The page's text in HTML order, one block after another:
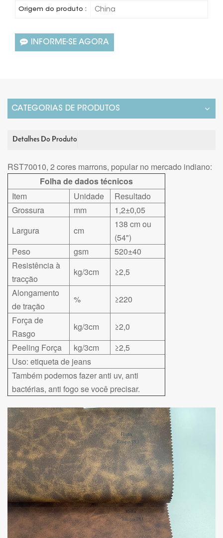
Origem do produto : China
INFORME-SE AGORA
CATEGORIAS DE PRODUTOS
Detalhes Do Produto
RST70010, 2 cores marrons, popular no mercado indiano:
Folha de dados técnicos
Item
Unidade
Resultado
Grossura
mm
1,2±0,05
Largura
cm
138 cm ou
(54")
Peso
gsm
520±40
Resistência à
tracção
kg/3cm
≥2,5
Alongamento
de tração
%
≥220
Força de
Rasgo
kg/3cm
≥2,0
Peeling Força
kg/3cm
≥2,5
Uso: etiqueta de jeans
Também podemos fazer anti uv, anti
bactérias, anti fogo se você precisar.